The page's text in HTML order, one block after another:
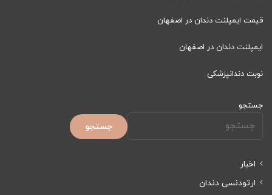
قیمت ایمپلنت دندان در اصفهان
ایمپلنت دندان در اصفهان
نوبت دندانپزشکی
جستجو
جستجو
اخبار
ارتودنسی دندان